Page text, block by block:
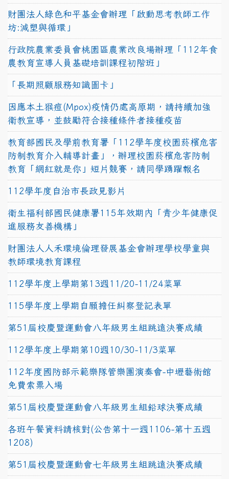
財團法人綠色和平基金會辦理「啟動思考教師工作
坊:減塑與循環」
行政院農業委員會桃園區農業改良場辦理「112年食
農教育宣導人員基礎培訓課程初階班」
「長期照顧服務知識圖卡」
因應本土猴痘(Mpox)疫情仍處高原期，請持續加強
衛教宣導，並鼓勵符合接種條件者接種疫苗
教育部國民及學前教育署「112學年度校園菸檳危害
防制教育介入輔導計畫」，辦理校園菸檳危害防制
教育「網紅就是你」短片競賽，請同學踴躍報名
112學年度自治市長政見影片
衛生福利部國民健康署115年效期內「青少年健康促
進服務友善機構」
財團法人人禾環境倫理發展基金會辦理學校學童與
教師環境教育課程
112學年度上學期第13週11/20-11/24菜單
115學年度上學期自願擔任糾察登記表單
第51屆校慶暨運動會八年級男生組跳遠決賽成績
112學年度上學期第10週10/30-11/3菜單
112年度國防部示範樂隊管樂團演奏會-中壢藝術館
免費索票入場
第51屆校慶暨運動會八年級男生組鉛球決賽成績
各班午餐資料請核對(公告第十一週1106-第十五週
1208)
第51屆校慶暨運動會七年級男生組跳遠決賽成績